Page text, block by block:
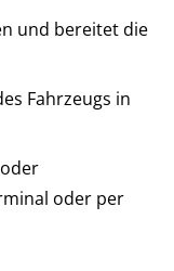
und bereitet die
Fahrzeugs in
oder per